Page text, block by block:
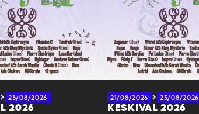
23/08/2026
2026
21/08/2026 23/08/2026
KESKIVAL 2026